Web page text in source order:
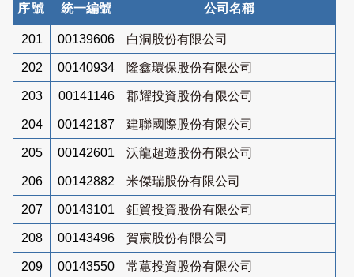
序號 統一編號 公司名稱
201 00139606 白洞股份有限公司
202 00140934 隆鑫環保股份有限公司
203 00141146 郡耀投資股份有限公司
204 00142187 建聯國際股份有限公司
205 00142601 沃龍超遊股份有限公司
206 00142882 米傑瑞股份有限公司
207 00143101 鉅貿投資股份有限公司
208 00143496 賀宸股份有限公司
209 00143550 常蕙投資股份有限公司